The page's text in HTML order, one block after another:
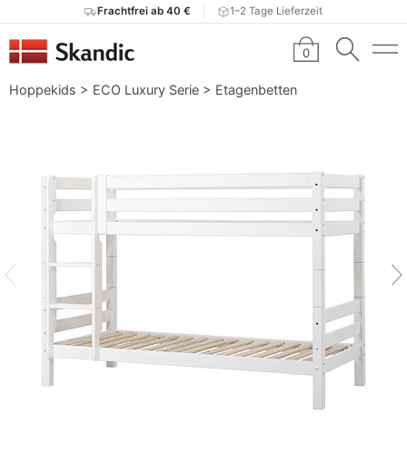
Frachtfrei ab 40 € 1–2 Tage Lieferzeit
0
Hoppekids > ECO Luxury Serie > Etagenbetten